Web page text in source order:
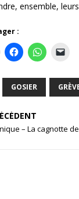
ensemble,
:
GOSIER
– La cagnotte